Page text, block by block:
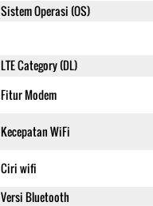
Sistem Operasi (OS)
LTE Category (DL)
Fitur Modem
Kecepatan WiFi
Ciri wifi
Versi Bluetooth